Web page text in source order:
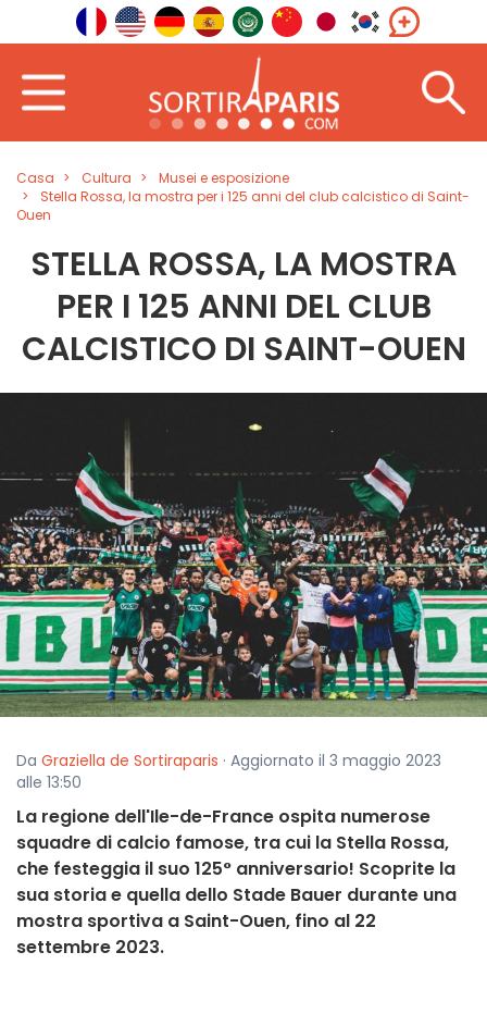
Casa Cultura
Musei e esposizione
Stella Rossa, la mostra per i 125 anni del club calcistico di Saint-
Ouen
STELLA ROSSA, LA MOSTRA
PER I 125 ANNI DEL CLUB
CALCISTICO DI SAINT-OUEN
Da Graziella de Sortiraparis · Aggiornato il 3 maggio 2023
alle 13:50
La regione dell'Ile-de-France ospita numerose
squadre di calcio famose, tra cui la Stella Rossa,
che festeggia il suo 125° anniversario! Scoprite la
sua storia e quella dello Stade Bauer durante una
mostra sportiva a Saint-Ouen, fino al 22
settembre 2023.